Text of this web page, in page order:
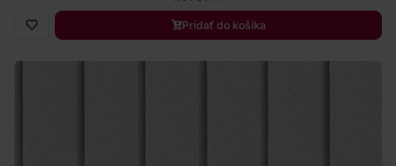
Pridať do košíka